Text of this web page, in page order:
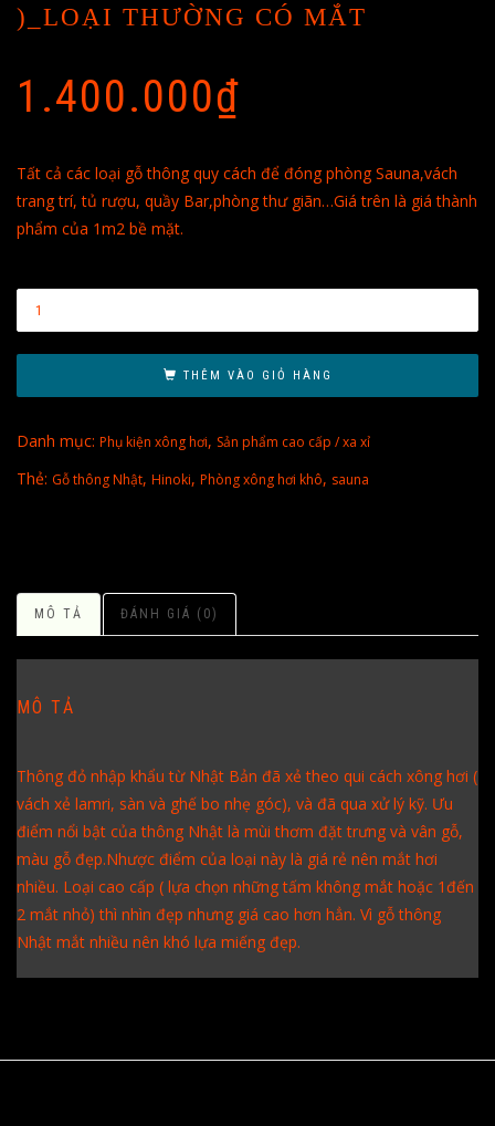
)_LOẠI THƯỜNG CÓ MẮT
1.400.000₫
Tất cả các loại gỗ thông quy cách để đóng phòng Sauna,vách
trang trí, tủ rượu, quầy Bar,phòng thư giãn…Giá trên là giá thành
phẩm của 1m2 bề mặt.
THÊM VÀO GIỎ HÀNG
Danh mục: Phụ kiện xông hơi, Sản phẩm cao cấp / xa xỉ
Thẻ: Gỗ thông Nhật, Hinoki, Phòng xông hơi khô, sauna
MÔ TẢ ĐÁNH GIÁ (0)
MÔ TẢ
Thông đỏ nhập khẩu từ Nhật Bản đã xẻ theo qui cách xông hơi (
vách xẻ lamri, sàn và ghế bo nhẹ góc), và đã qua xử lý kỹ. Ưu
điểm nổi bật của thông Nhật là mùi thơm đặt trưng và vân gỗ,
màu gỗ đẹp.Nhược điểm của loại này là giá rẻ nên mắt hơi
nhiều. Loại cao cấp ( lựa chọn những tấm không mắt hoặc 1đến
2 mắt nhỏ) thì nhìn đẹp nhưng giá cao hơn hẳn. Vì gỗ thông
Nhật mắt nhiều nên khó lựa miếng đẹp.